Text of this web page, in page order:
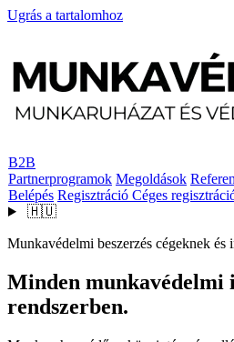
Ugrás a tartalomhoz
B2B
Partnerprogramok Megoldások
Belépés Regisztráció Céges
🇭🇺
Munkavédelmi beszerzés cégeknek és
Minden munkavédelmi
rendszerben.